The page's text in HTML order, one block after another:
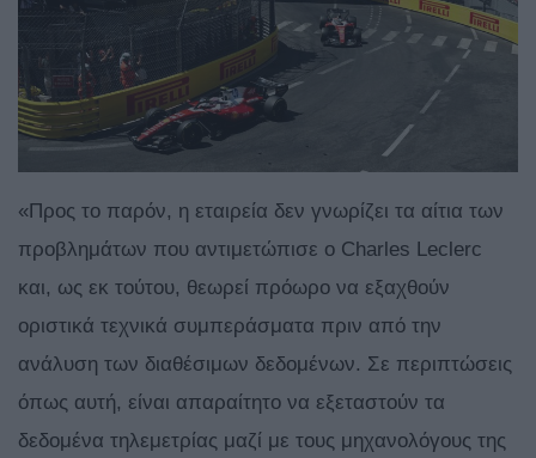
«Προς το παρόν, η εταιρεία δεν γνωρίζει τα αίτια των
προβλημάτων που αντιμετώπισε ο Charles Leclerc
και, ως εκ τούτου, θεωρεί πρόωρο να εξαχθούν
οριστικά τεχνικά συμπεράσματα πριν από την
ανάλυση των διαθέσιμων δεδομένων. Σε περιπτώσεις
όπως αυτή, είναι απαραίτητο να εξεταστούν τα
δεδομένα τηλεμετρίας μαζί με τους μηχανολόγους της